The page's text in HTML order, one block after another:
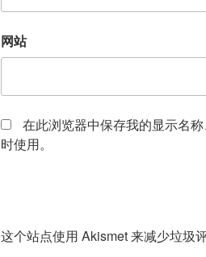
网站
在此浏览器中保存我的显示名
时使用。
这个站点使用 Akismet 来减少垃圾评